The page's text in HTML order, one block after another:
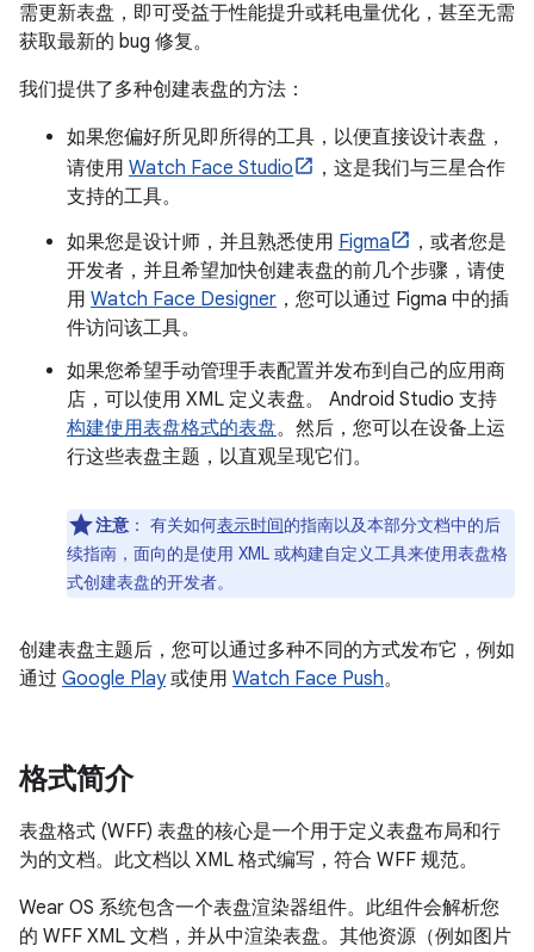
需更新表盘，即可受益于性能提升或耗电量优化，甚至无需
获取最新的 bug 修复。
我们提供了多种创建表盘的方法：
如果您偏好所见即所得的工具，以便直接设计表盘，
请使用 Watch Face Studio
，这是我们与三星合作
支持的工具。
如果您是设计师，并且熟悉使用 Figma
，或者您是
开发者，并且希望加快创建表盘的前几个步骤，请使
用 Watch Face Designer ，您可以通过 Figma 中的插
件访问该工具。
如果您希望手动管理手表配置并发布到自己的应用商
店，可以使用 XML 定义表盘。 Android Studio 支持
构建使用表盘格式的表盘。然后，您可以在设备上运
行这些表盘主题，以直观呈现它们。
注意 ： 有关如何表示时间的指南以及本部分文档中的后
续指南，面向的是使用 XML 或构建自定义工具来使用表盘格
式创建表盘的开发者。
创建表盘主题后，您可以通过多种不同的方式发布它，例如
通过 Google Play或使用 Watch Face Push。
格式简介
表盘格式 (WFF) 表盘的核心是一个用于定义表盘布局和行
为的文档。此文档以 XML 格式编写，符合 WFF 规范。
Wear OS 系统包含一个表盘渲染器组件。此组件会解析您
的 WFF XML 文档，并从中渲染表盘。其他资源（例如图片